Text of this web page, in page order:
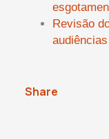
Revisão
Share